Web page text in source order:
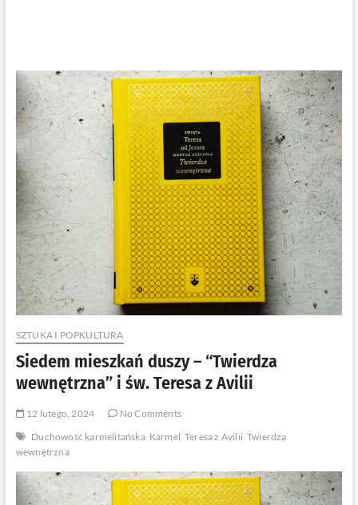
SZTUKA I POPKULTURA
Siedem mieszkań duszy – “Twierdza
wewnętrzna” i św. Teresa z Avilii
12 lutego, 2024
No Comments
Duchowość karmelitańska Karmel Teresa z Avilii Twierdza
wewnętrzna